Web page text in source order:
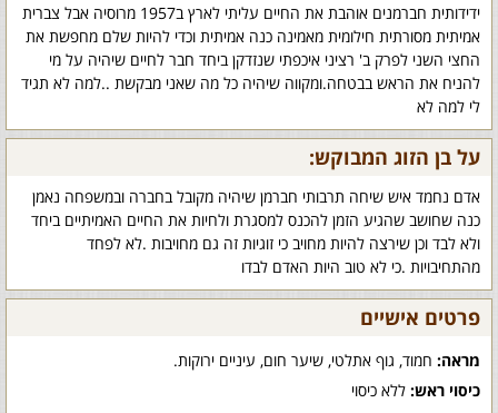
ידידותית חברמנים אוהבת את החיים עליתי לארץ ב1957 מרוסיה אבל צברית
אמיתית מסורתית חילומית מאמינה כנה אמיתית וכדי להיות שלם מחפשת את
החצי השני לפרק ב' רציני איכפתי שנזדקן ביחד חבר לחיים שיהיה על מי
להניח את הראש בבטחה.ומקווה שיהיה כל מה שאני מבקשת ..למה לא תגיד
לי למה לא
על בן הזוג המבוקש:
אדם נחמד איש שיחה תרבותי חברמן שיהיה מקובל בחברה ובמשפחה נאמן
כנה שחושב שהגיע הזמן להכנס למסגרת ולחיות את החיים האמיתיים ביחד
ולא לבד וכן שירצה להיות מחויב כי זוגיות זה גם מחויבות .לא לפחד
מהתחיבויות .כי לא טוב היות האדם לבדו
פרטים אישיים
מראה: חמוד, גוף אתלטי, שיער חום, עיניים ירוקות.
כיסוי ראש: ללא כיסוי